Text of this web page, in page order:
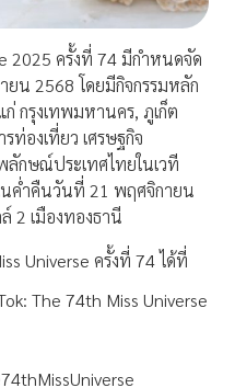
2025 ครั้งที่ 74 มีกำหนดจัด
น 2568 โดยมีกิจกรรมหลัก
กรุงเทพมหานคร, ภูเก็ต
ท่องเที่ยว เศรษฐกิจ
กษณ์ประเทศไทยในเวที
นค่ำคืนวันที่ 21 พฤศจิกายน
2 เมืองทองธานี
Universe ครั้งที่ 74 ได้ที่
The 74th Miss Universe